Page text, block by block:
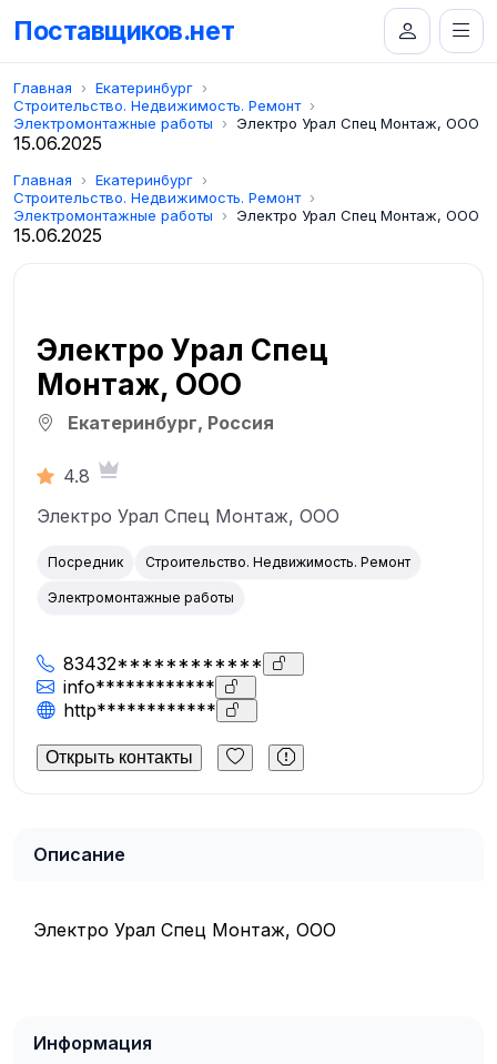
Поставщиков.нет
Главная
Екатеринбург
Строительство. Недвижимость. Ремонт
Электромонтажные работы
Электро Урал Спец Монтаж, ООО
15.06.2025
Главная
Екатеринбург
Строительство. Недвижимость. Ремонт
Электромонтажные работы
Электро Урал Спец Монтаж, ООО
15.06.2025
Электро Урал Спец
Монтаж, ООО
Екатеринбург, Россия
4.8
Электро Урал Спец Монтаж, ООО
Посредник Строительство. Недвижимость. Ремонт
Электромонтажные работы
83432************
info************
http************
Открыть контакты
Описание
Электро Урал Спец Монтаж, ООО
Информация